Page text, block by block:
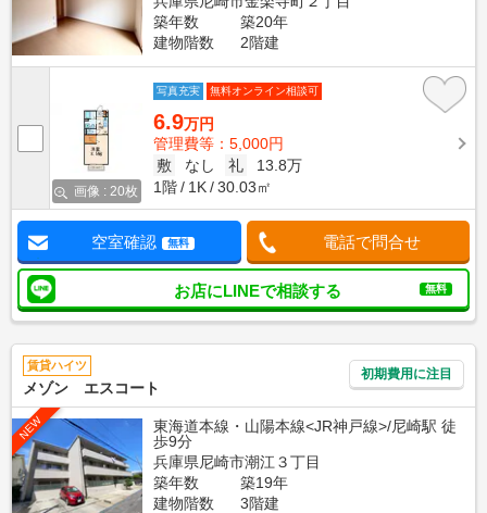
築年数
築20年
建物階数
2階建
画像 : 20枚
写真充実 無料オンライン相談可
6.9万円
管理費等：5,000円
敷
なし 礼
13.8万
1階
1K 30.03㎡
空室確認 無料 電話で問合せ
お店にLINEで相談する 無料
賃貸ハイツ
メゾン エスコート
初期費用に注目
NEW
東海道本線・山陽本線<JR神戸線>/尼崎駅 徒
歩9分
兵庫県尼崎市潮江３丁目
築年数
築19年
建物階数
3階建